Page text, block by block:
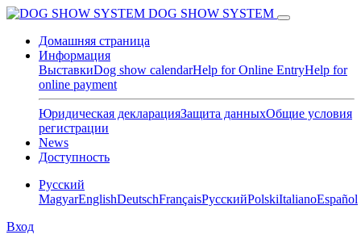
DOG SHOW SYSTEM
Домашняя страница
Информация
ВыставкиDog show calendarHelp for Online EntryHelp for
online payment
Юридическая декларацияЗащита данныхОбщие условия
регистрации
News
Доступность
Pусский
MagyarEnglishDeutschFrançaisPусскийPolskiItalianoEspañol
Вход